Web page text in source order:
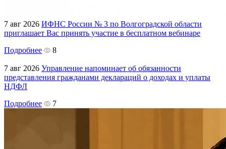
7 авг 2026 ИФНС России № 3 по Волгоградской области
приглашает Вас принять участие в бесплатном вебинаре
Подробнее
8
7 авг 2026 Управление напоминает об обязанности
представления гражданами деклараций о доходах и уплаты
НДФЛ
Подробнее
7